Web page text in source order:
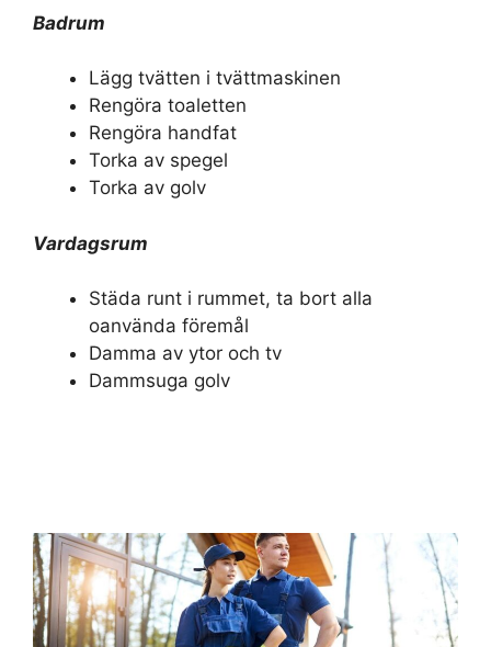
Badrum
Lägg tvätten i tvättmaskinen
Rengöra toaletten
Rengöra handfat
Torka av spegel
Torka av golv
Vardagsrum
Städa runt i rummet, ta bort alla
oanvända föremål
Damma av ytor och tv
Dammsuga golv